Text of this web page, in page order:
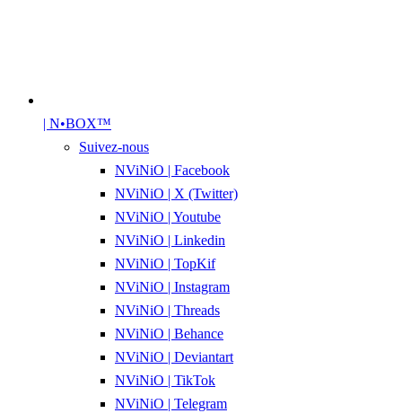
| N•BOX™
Suivez-nous
NViNiO | Facebook
NViNiO | X (Twitter)
NViNiO | Youtube
NViNiO | Linkedin
NViNiO | TopKif
NViNiO | Instagram
NViNiO | Threads
NViNiO | Behance
NViNiO | Deviantart
NViNiO | TikTok
NViNiO | Telegram